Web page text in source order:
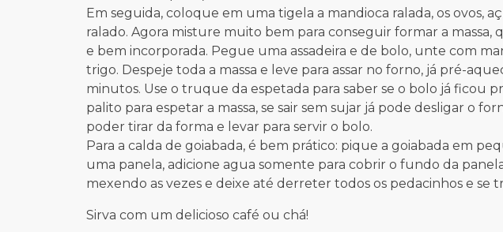
Em seguida, coloque em uma tigela a mandioca ralada, os ovos,
ralado. Agora misture muito bem para conseguir formar a massa,
e bem incorporada. Pegue uma assadeira e de bolo, unte com
trigo. Despeje toda a massa e leve para assar no forno, já pré-
minutos. Use o truque da espetada para saber se o bolo já ficou
palito para espetar a massa, se sair sem sujar já pode desligar o
poder tirar da forma e levar para servir o bolo.
Para a calda de goiabada, é bem prático: pique a goiabada em
uma panela, adicione agua somente para cobrir o fundo da
mexendo as vezes e deixe até derreter todos os pedacinhos e se
Sirva com um delicioso café ou chá!